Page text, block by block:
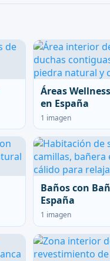
Áreas
en España
1 imagen
Baños con
España
1 imagen